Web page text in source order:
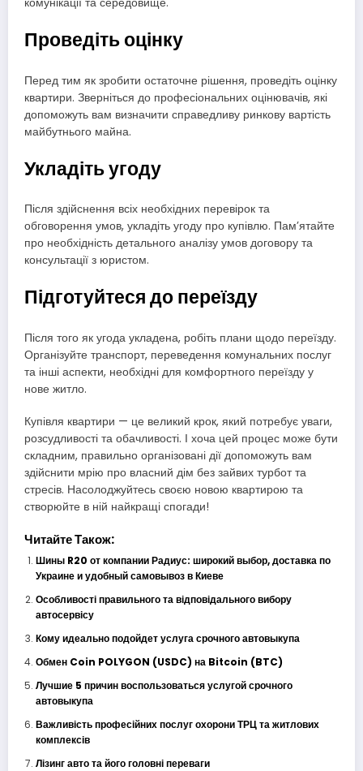
Проведіть оцінку
Перед тим як зробити остаточне рішення, проведіть оцінку
квартири. Зверніться до професіональних оцінювачів, які
допоможуть вам визначити справедливу ринкову вартість
майбутнього майна.
Укладіть угоду
Після здійснення всіх необхідних перевірок та
обговорення умов, укладіть угоду про купівлю. Пам’ятайте
про необхідність детального аналізу умов договору та
консультації з юристом.
Підготуйтеся до переїзду
Після того як угода укладена, робіть плани щодо переїзду.
Організуйте транспорт, переведення комунальних послуг
та інші аспекти, необхідні для комфортного переїзду у
нове житло.
Купівля квартири — це великий крок, який потребує уваги,
розсудливості та обачливості. І хоча цей процес може бути
складним, правильно організовані дії допоможуть вам
здійснити мрію про власний дім без зайвих турбот та
стресів. Насолоджуйтесь своєю новою квартирою та
створюйте в ній найкращі спогади!
Читайте Також:
Шины R20 от компании Радиус: широкий выбор, доставка по
Украине и удобный самовывоз в Киеве
Особливості правильного та відповідального вибору
автосервісу
Кому идеально подойдет услуга срочного автовыкупа
Обмен Coin POLYGON (USDC) на Bitcoin (BTC)
Лучшие 5 причин воспользоваться услугой срочного
автовыкупа
Важливість професійних послуг охорони ТРЦ та житлових
комплексів
Лізинг авто та його головні переваги